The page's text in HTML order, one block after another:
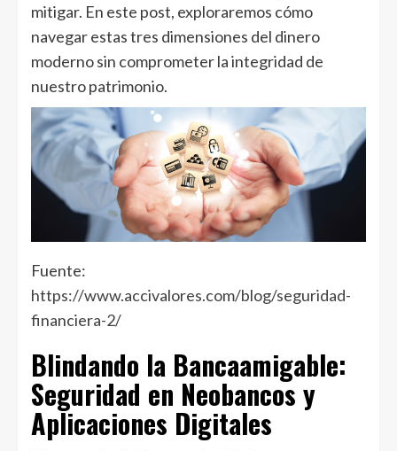
mitigar. En este post, exploraremos cómo
navegar estas tres dimensiones del dinero
moderno sin comprometer la integridad de
nuestro patrimonio.
Fuente:
https://www.accivalores.com/blog/seguridad-
financiera-2/
Blindando la Bancaamigable:
Seguridad en Neobancos y
Aplicaciones Digitales